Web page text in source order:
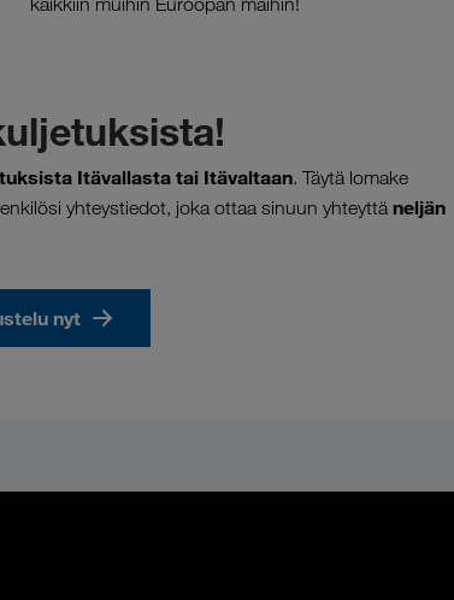
Itävallasta tai Itävaltaan. Täytä lomake
yhteystiedot, joka ottaa sinuun yhteyttä neljän
nyt